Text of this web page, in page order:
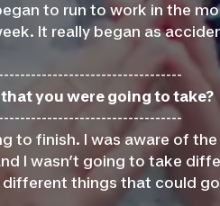
to run to work in the
It really began as
you were going to take?
to finish. I was aware of
I wasn’t going to take
different things that could